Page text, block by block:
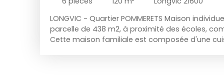
LONGVIC - Quartier POMMERETS Maison
parcelle de 438 m2, à proximité des écoles,
Cette maison familiale est composée d'une